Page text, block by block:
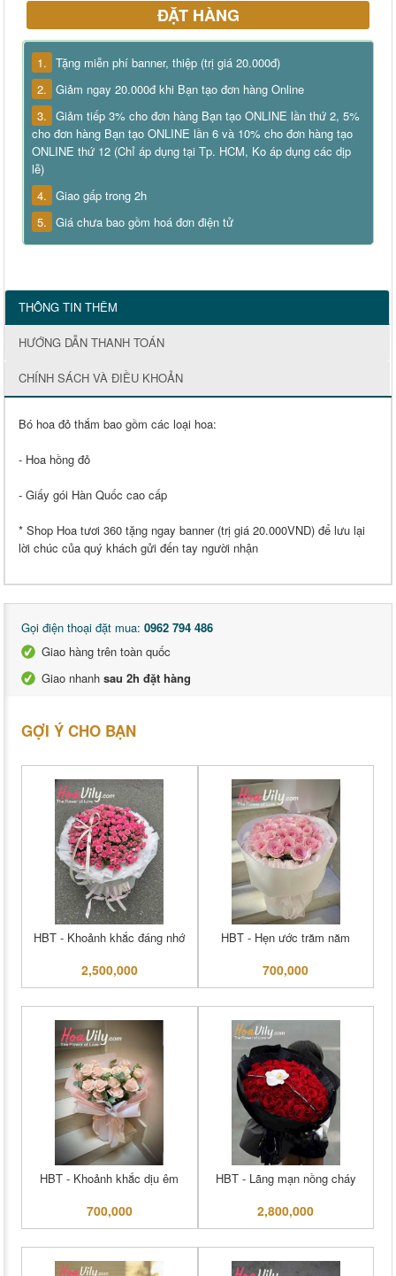
ĐẶT HÀNG
1. Tặng miễn phí banner, thiệp (trị giá 20.000đ)
2. Giảm ngay 20.000đ khi Bạn tạo đơn hàng Online
3. Giảm tiếp 3% cho đơn hàng Bạn tạo ONLINE lần thứ 2, 5%
cho đơn hàng Bạn tạo ONLINE lần 6 và 10% cho đơn hàng tạo
ONLINE thứ 12 (Chỉ áp dụng tại Tp. HCM, Ko áp dụng các dịp
lễ)
4. Giao gấp trong 2h
5. Giá chưa bao gồm hoá đơn điện tử
THÔNG TIN THÊM
HƯỚNG DẪN THANH TOÁN
CHÍNH SÁCH VÀ ĐIỀU KHOẢN
Bó hoa đỏ thắm bao gồm các loại hoa:
- Hoa hồng đỏ
- Giấy gói Hàn Quốc cao cấp
* Shop Hoa tươi 360 tặng ngay banner (trị giá 20.000VND) để lưu lại
lời chúc của quý khách gửi đến tay người nhận
Gọi điện thoại đặt mua: 0962 794 486
Giao hàng trên toàn quốc
Giao nhanh sau 2h đặt hàng
GỢI Ý CHO BẠN
HBT - Khoảnh khắc đáng nhớ
2,500,000
HBT - Hẹn ước trăm năm
700,000
HBT - Khoảnh khắc dịu êm
700,000
HBT - Lãng mạn nồng cháy
2,800,000